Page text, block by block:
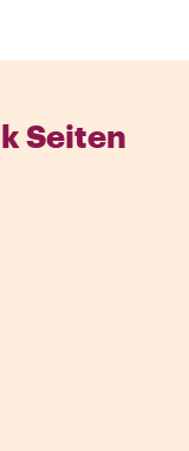
Seiten